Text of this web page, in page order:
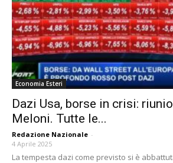
Economia Esteri
Dazi Usa, borse in crisi:
Meloni. Tutte le...
Redazione Nazionale -
4 Aprile 2025
La tempesta dazi come previsto si è